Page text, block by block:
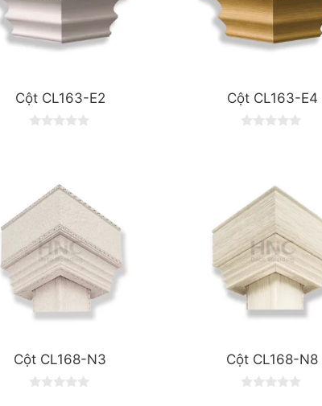
Cột CL163-E2
5
Cột CL163-E4
5
Cột CL168-N3 Cột CL168-N8